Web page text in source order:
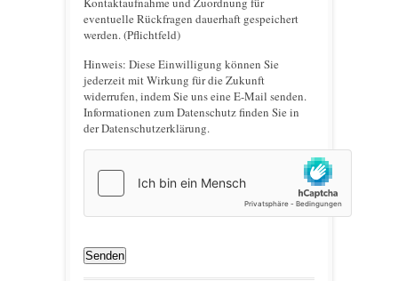
eventuelle Rückfragen dauerhaft gespeichert
werden. (Pflichtfeld)
Hinweis: Diese Einwilligung können Sie
jederzeit mit Wirkung für die Zukunft
widerrufen, indem Sie uns eine E-Mail senden.
Informationen zum Datenschutz finden Sie in
der Datenschutzerklärung.